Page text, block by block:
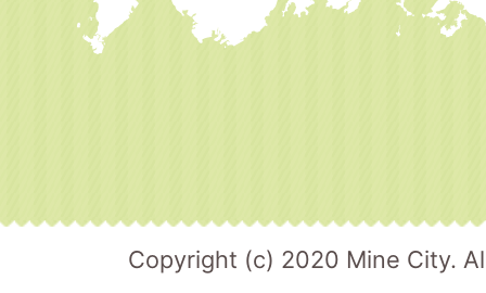
Copyright (c) 2020 Mine City.